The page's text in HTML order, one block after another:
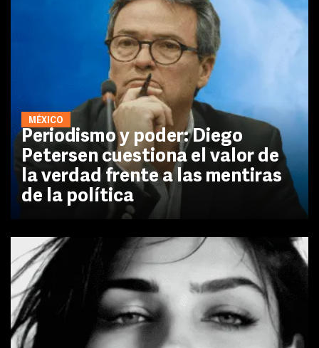
MÉXICO
Periodismo y poder: Diego
Petersen cuestiona el valor de
la verdad frente a las mentiras
de la política